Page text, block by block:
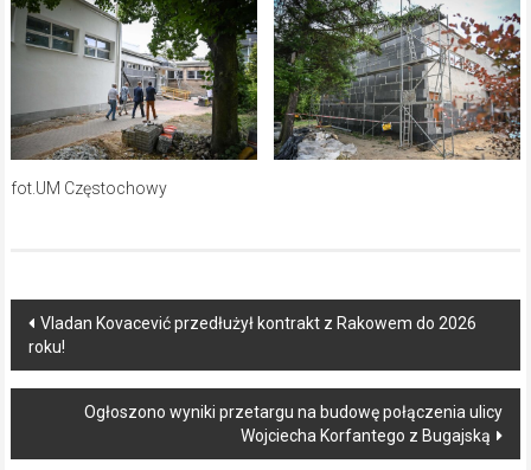
fot.UM Częstochowy
Post
navigation
Vladan Kovacević przedłużył kontrakt z Rakowem do 2026
roku!
Ogłoszono wyniki przetargu na budowę połączenia ulicy
Wojciecha Korfantego z Bugajską